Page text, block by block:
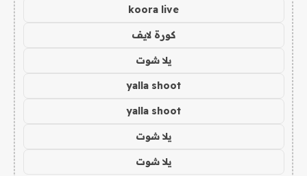
koora live
كورة لايف
يلا شوت
yalla shoot
yalla shoot
يلا شوت
يلا شوت